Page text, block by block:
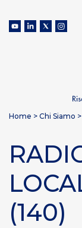
Home > Chi Siamo >
(140)